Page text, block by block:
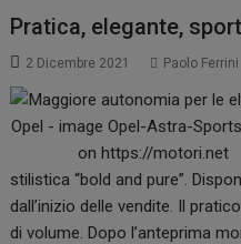
Pratica, elegante,
2 Dicembre 2021 Paolo Ferrini
stilistica “bold and pure”.
dall’inizio delle vendite. Il
di volume. Dopo l’anteprima